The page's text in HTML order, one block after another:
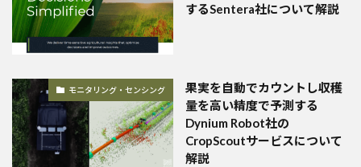
するSentera社について解説
モニタリング・センシング
果実を自動でカウントし収穫
量を高い精度で予測する
Dynium Robot社の
CropScoutサービスについて
解説